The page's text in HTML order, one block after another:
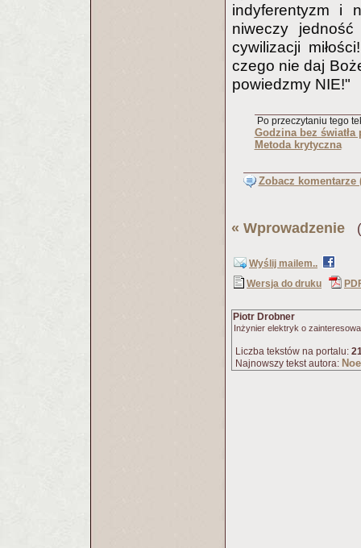
indyferentyzm i
niweczy
cywilizacji
czego nie daj
powiedzmy NIE!"
Po przeczytaniu tego
Godzina bez
Metoda krytyczna
Zobacz komentarze
« Wprowadzenie
Wyślij mailem..
Wersja do druku
Piotr Drobner
Inżynier elektryk o
Liczba tekstów na portalu:
Najnowszy tekst autora: